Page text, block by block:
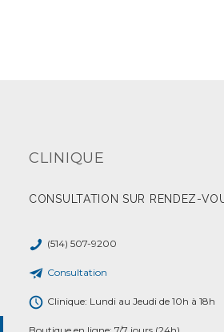
CLINIQUE
CONSULTATION SUR RENDEZ-
(514) 507-9200
Consultation
Clinique: Lundi au Jeudi de 10h à 18h